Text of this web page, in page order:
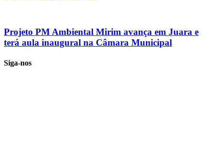
Projeto PM Ambiental Mirim avança em Juara e
terá aula inaugural na Câmara Municipal
Siga-nos